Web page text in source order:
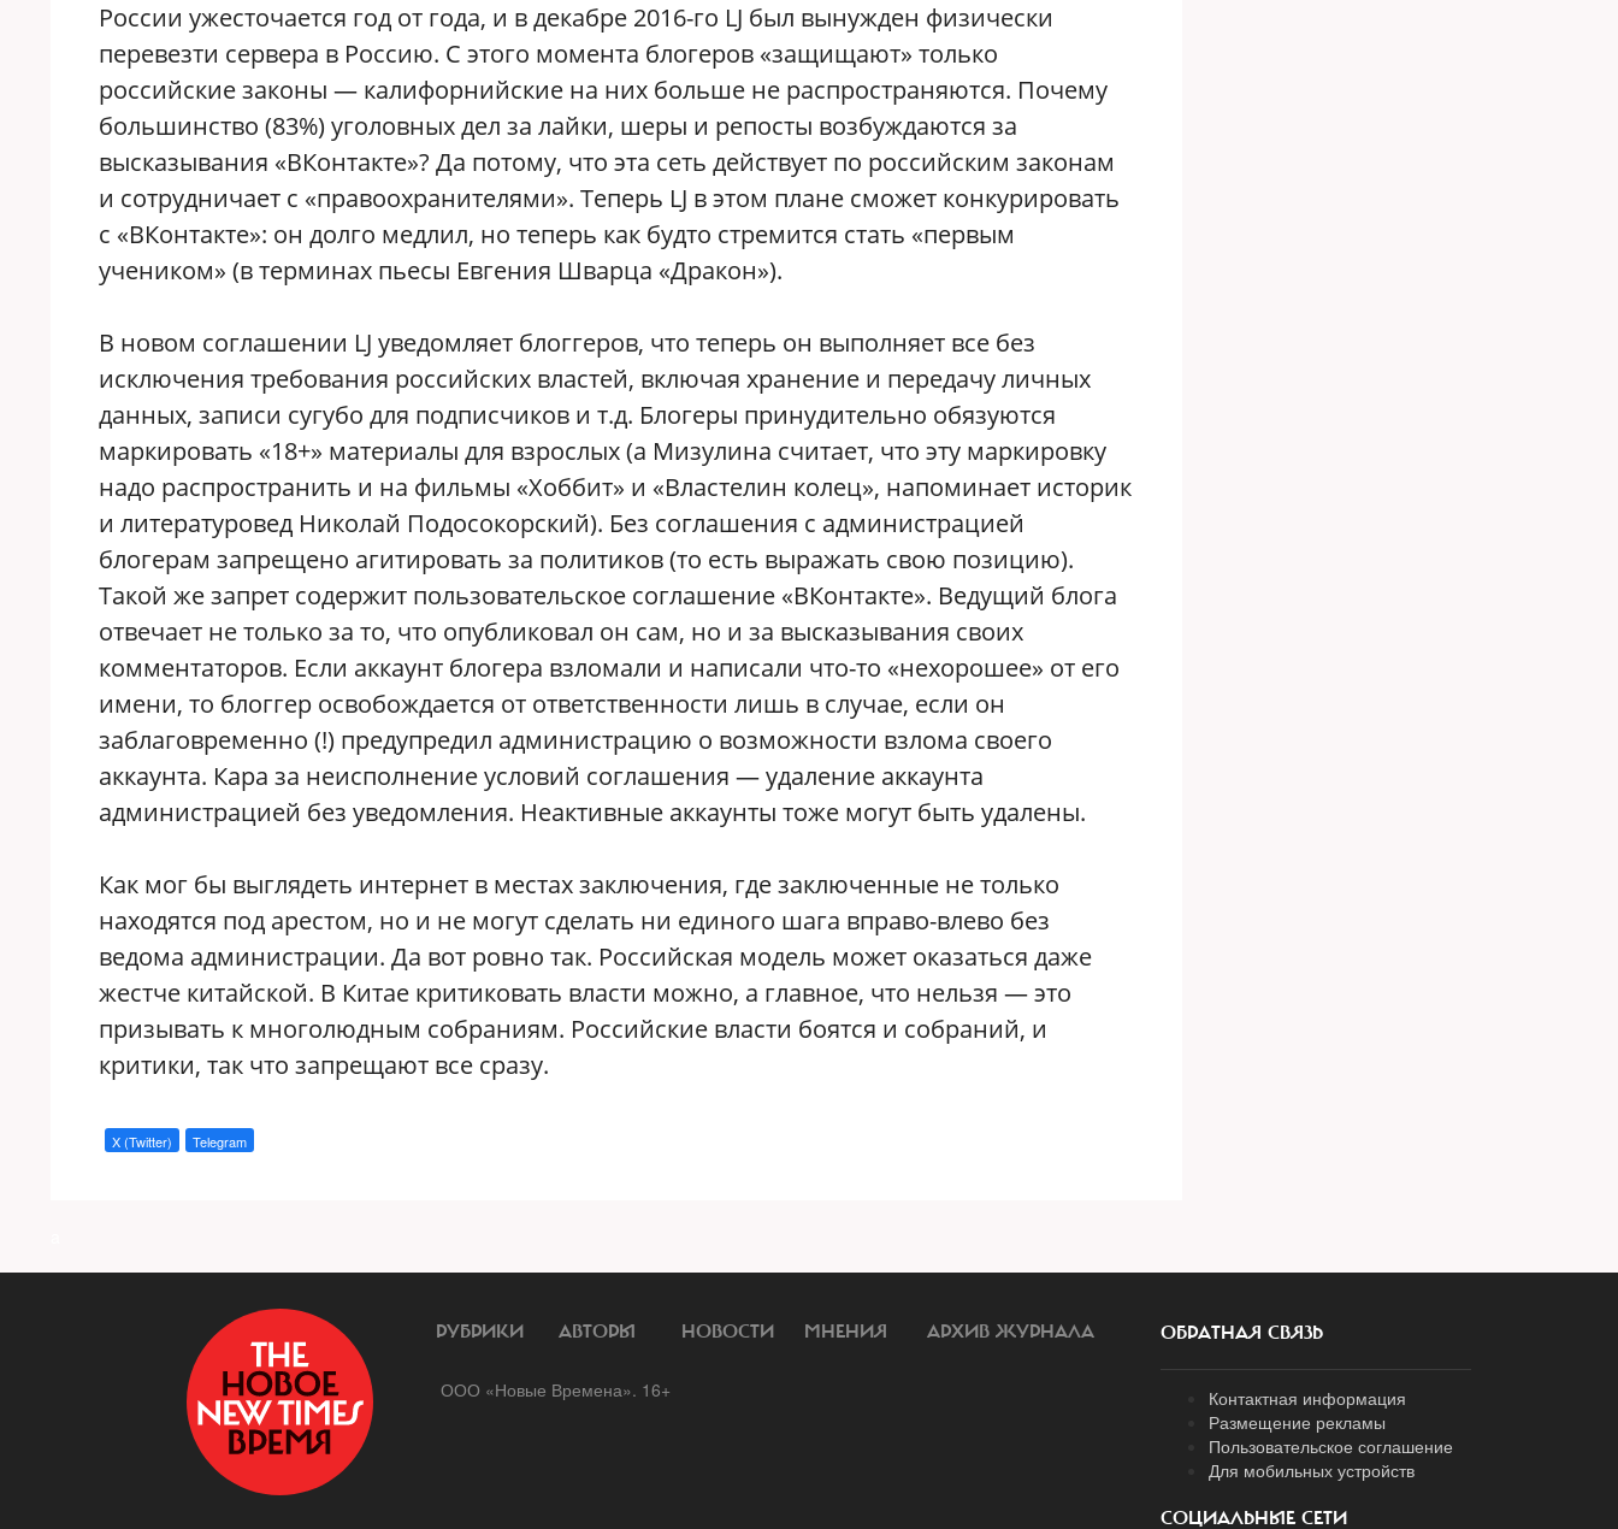
России ужесточается год от года, и в декабре 2016-го LJ был вынужден физически
перевезти сервера в Россию. С этого момента блогеров «защищают» только
российские законы — калифорнийские на них больше не распространяются. Почему
большинство (83%) уголовных дел за лайки, шеры и репосты возбуждаются за
высказывания «ВКонтакте»? Да потому, что эта сеть действует по российским законам
и сотрудничает с «правоохранителями». Теперь LJ в этом плане сможет конкурировать
с «ВКонтакте»: он долго медлил, но теперь как будто стремится стать «первым
учеником» (в терминах пьесы Евгения Шварца «Дракон»).
В новом соглашении LJ уведомляет блоггеров, что теперь он выполняет все без
исключения требования российских властей, включая хранение и передачу личных
данных, записи сугубо для подписчиков и т.д. Блогеры принудительно обязуются
маркировать «18+» материалы для взрослых (а Мизулина считает, что эту маркировку
надо распространить и на фильмы «Хоббит» и «Властелин колец», напоминает историк
и литературовед Николай Подосокорский). Без соглашения с администрацией
блогерам запрещено агитировать за политиков (то есть выражать свою позицию).
Такой же запрет содержит пользовательское соглашение «ВКонтакте». Ведущий блога
отвечает не только за то, что опубликовал он сам, но и за высказывания своих
комментаторов. Если аккаунт блогера взломали и написали что-то «нехорошее» от его
имени, то блоггер освобождается от ответственности лишь в случае, если он
заблаговременно (!) предупредил администрацию о возможности взлома своего
аккаунта. Кара за неисполнение условий соглашения — удаление аккаунта
администрацией без уведомления. Неактивные аккаунты тоже могут быть удалены.
Как мог бы выглядеть интернет в местах заключения, где заключенные не только
находятся под арестом, но и не могут сделать ни единого шага вправо-влево без
ведома администрации. Да вот ровно так. Российская модель может оказаться даже
жестче китайской. В Китае критиковать власти можно, а главное, что нельзя — это
призывать к многолюдным собраниям. Российские власти боятся и собраний, и
критики, так что запрещают все сразу.
X (Twitter) Telegram
РУБРИКИ АВТОРЫ НОВОСТИ МНЕНИЯ АРХИВ ЖУРНАЛА
ООО «Новые Времена». 16+
ОБРАТНАЯ СВЯЗЬ
Контактная информация
Размещение рекламы
Пользовательское соглашение
Для мобильных устройств
СОЦИАЛЬНЫЕ СЕТИ